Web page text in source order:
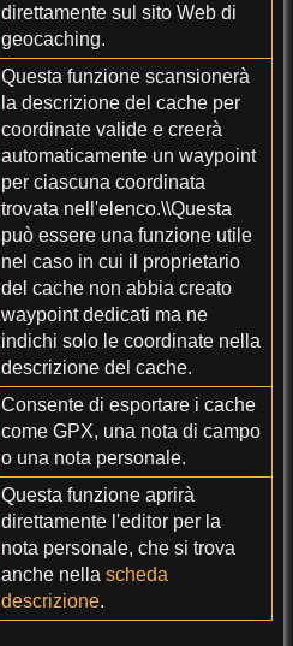
direttamente sul sito Web di
geocaching.
Questa funzione scansionerà
la descrizione del cache per
coordinate valide e creerà
automaticamente un waypoint
per ciascuna coordinata
trovata nell'elenco.\\Questa
può essere una funzione utile
nel caso in cui il proprietario
del cache non abbia creato
waypoint dedicati ma ne
indichi solo le coordinate nella
descrizione del cache.
Consente di esportare i cache
come GPX, una nota di campo
o una nota personale.
Questa funzione aprirà
direttamente l'editor per la
nota personale, che si trova
anche nella scheda
descrizione.